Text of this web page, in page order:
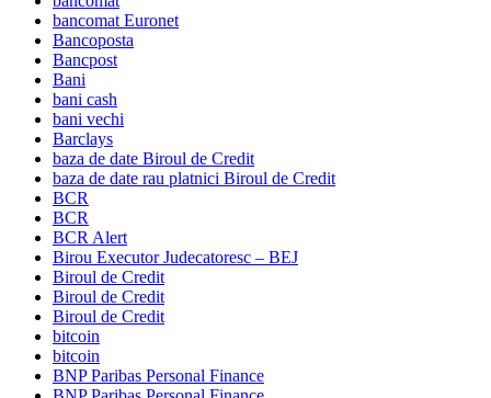
bancomat Euronet
Bancoposta
Bancpost
Bani
bani cash
bani vechi
Barclays
baza de date Biroul de Credit
baza de date rau platnici Biroul de Credit
BCR
BCR
BCR Alert
Birou Executor Judecatoresc – BEJ
Biroul de Credit
Biroul de Credit
Biroul de Credit
bitcoin
bitcoin
BNP Paribas Personal Finance